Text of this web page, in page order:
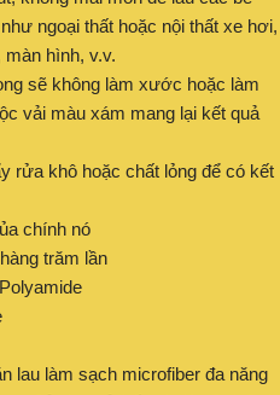
ngoại thất hoặc nội thất xe hơi,
hình, v.v.
sẽ không làm xước hoặc làm
vải màu xám mang lại kết quả
rửa khô hoặc chất lỏng để có kết
chính nó
trăm lần
lau làm sạch microfiber đa năng